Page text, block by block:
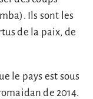
Ils sont les
de la paix, de
le pays est sous
de 2014.